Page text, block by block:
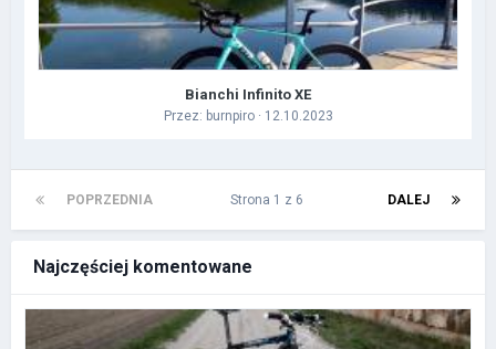
Bianchi Infinito XE
Przez: burnpiro· 12.10.2023
POPRZEDNIA DALEJ
Strona 1 z 6
Najczęściej komentowane